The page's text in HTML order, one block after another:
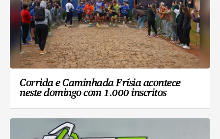
Corrida e Caminhada Frísia acontece
neste domingo com 1.000 inscritos